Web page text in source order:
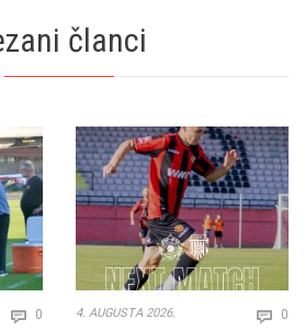
članci
 0 Comments
4. AUGUSTA 2026.  0